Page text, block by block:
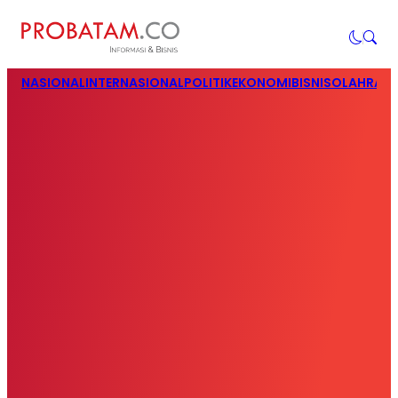
NASIONALINTERNASIONALPOLITIKEKONOMIBISNIS